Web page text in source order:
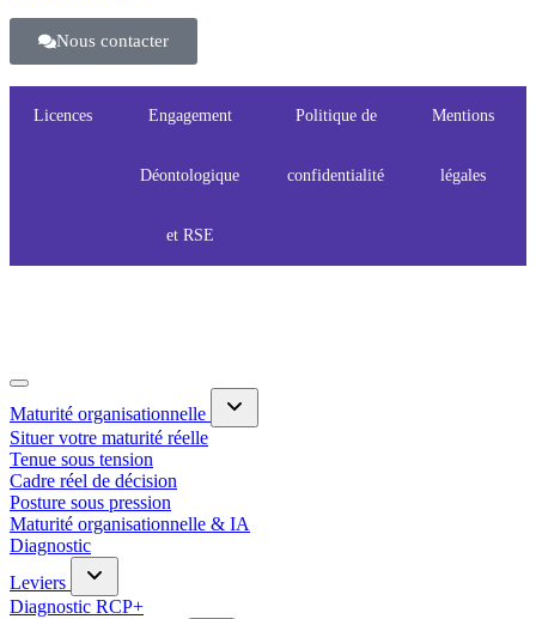
Nous contacter
Licences Engagement
Déontologique
et RSE
Politique de
confidentialité
Mentions
légales
Maturité organisationnelle
Situer votre maturité réelle
Tenue sous tension
Cadre réel de décision
Posture sous pression
Maturité organisationnelle & IA
Diagnostic
Leviers
Diagnostic RCP+